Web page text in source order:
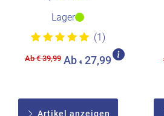
Lager
(1)
Ab € 39,99 Ab € 27,99
Artikel anzeigen